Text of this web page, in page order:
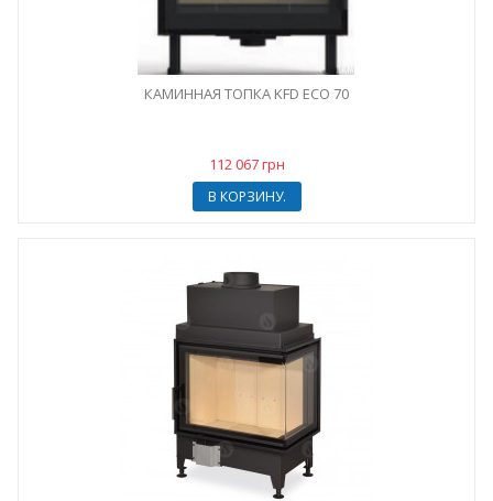
КАМИННАЯ ТОПКА KFD ECO 70
112 067 грн
В КОРЗИНУ.